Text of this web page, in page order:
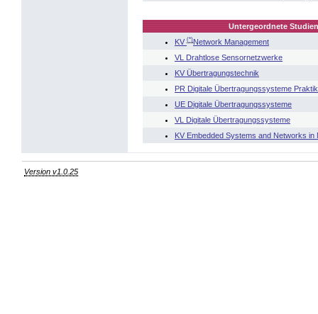
Untergeordnete
KV (*)Network Management
VL Drahtlose Sensornetzwerke
KV Übertragungstechnik
PR Digitale Übertragungssysteme
UE Digitale Übertragungssysteme
VL Digitale Übertragungssysteme
KV Embedded Systems and Networks in
Version v1.0.25